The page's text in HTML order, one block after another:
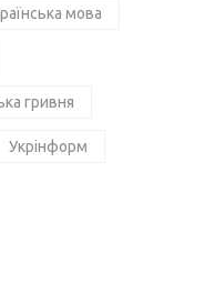
мова
гривня
Укрінформ